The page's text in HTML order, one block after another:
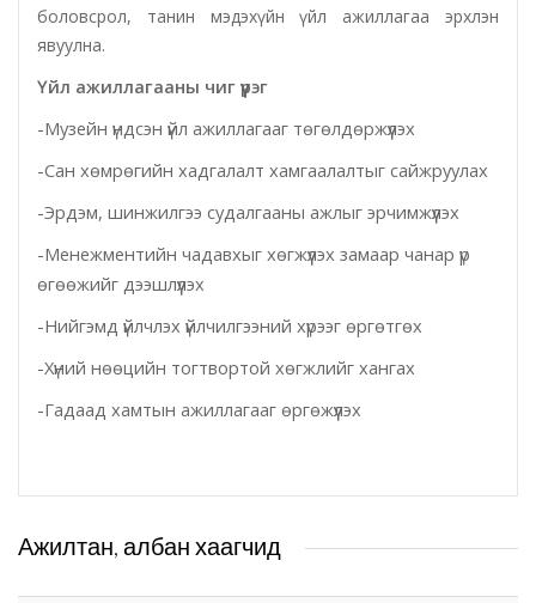
Шүүхийн шийдвэр гүйцэтгэх газар-437 дугаар
нээлттэй хорих анги
Эрүүл мэндийн газар
Авто тээврийн төв
Мал эмнэлгийн газар
Хүнс, хөдөө аж ахуйн газар
Жаргалант сумын ЗДТГ
Орхон аймгийн Эрүүгийн хэргийн давж заалдах
шатны шүүх
боловсрол, танин мэдэхүйн үйл ажиллагаа эрхлэн
явуулна.
Үйл ажиллагааны чиг үүрэг
-Музейн үндсэн үйл ажиллагааг төгөлдөржүүлэх
-Сан хөмрөгийн хадгалалт хамгаалалтыг сайжруулах
-Эрдэм, шинжилгээ судалгааны ажлыг эрчимжүүлэх
-Менежментийн чадавхыг хөгжүүлэх замаар чанар үр
өгөөжийг дээшлүүлэх
-Нийгэмд үйлчлэх үйлчилгээний хүрээг өргөтгөх
-Хүний нөөцийн тогтвортой хөгжлийг хангах
-Гадаад хамтын ажиллагааг өргөжүүлэх
Ажилтан, албан хаагчид